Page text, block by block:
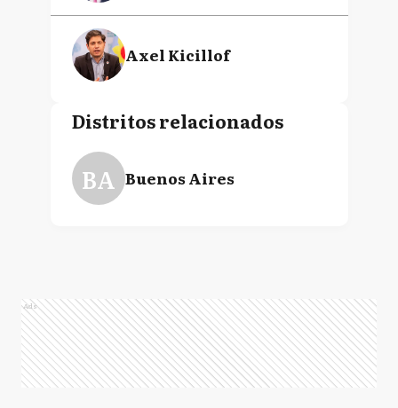
Axel Kicillof
Distritos relacionados
BA Buenos Aires
Ads